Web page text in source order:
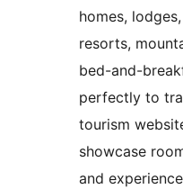
homes,
resorts,
bed-and-
perfectly to
tourism
showcase
and